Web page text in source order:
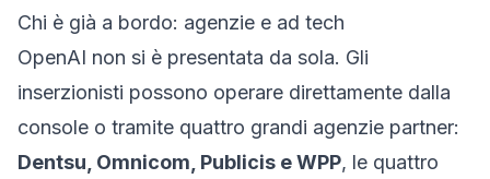
Chi è già a bordo: agenzie e ad tech
OpenAI non si è presentata da sola. Gli
inserzionisti possono operare direttamente dalla
console o tramite quattro grandi agenzie partner:
Dentsu, Omnicom, Publicis e WPP, le quattro